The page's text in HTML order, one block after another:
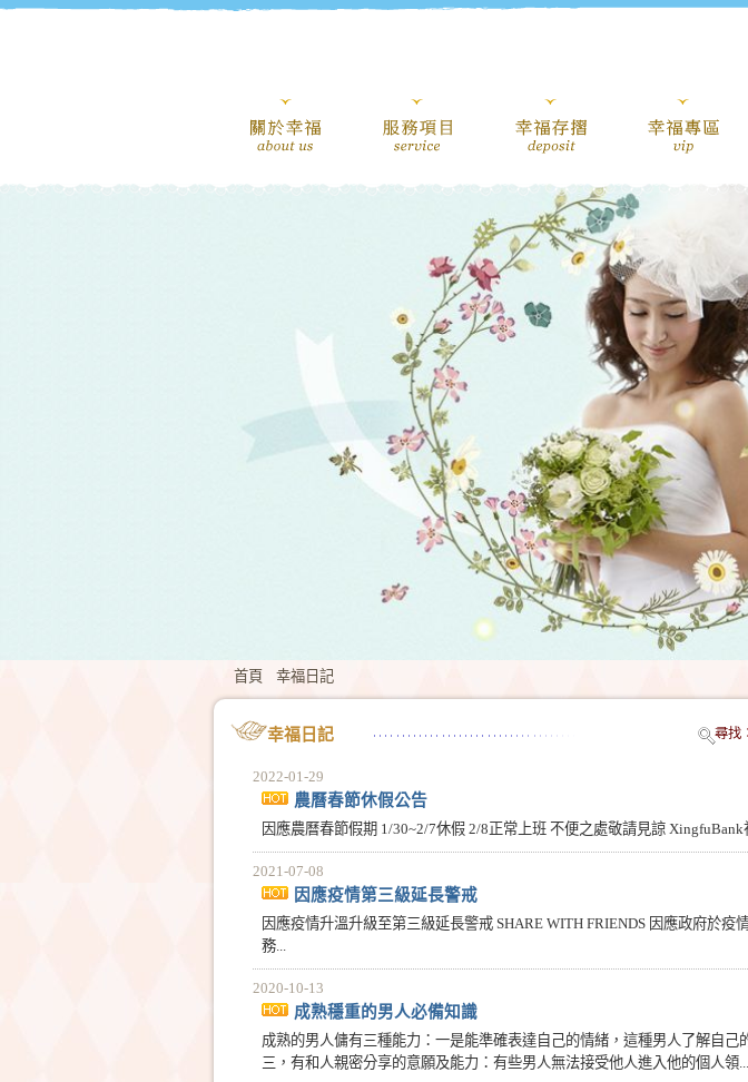
首頁 幸福日記
尋找
幸福日記
2022-01-29
農曆春節休假公告
因應農曆春節假期 1/30~2/7休假 2/8正常上班 不便之處敬請見諒
2021-07-08
因應疫情第三級延長警戒
因應疫情升溫升級至第三級延長警戒 SHARE WITH FRIENDS 因應政府於
務...
2020-10-13
成熟穩重的男人必備知識
成熟的男人傭有三種能力：一是能準確表達自己的情緒，這種男人了解自
三，有和人親密分享的意願及能力：有些男人無法接受他人進入他的個人領...